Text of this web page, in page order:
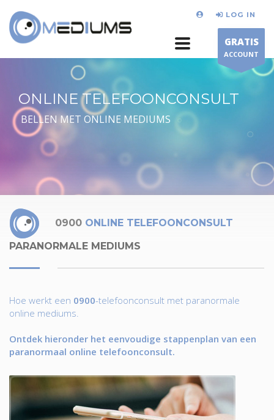
LOG IN
GRATIS
ACCOUNT
ONLINE TELEFOONCONSULT
BELLEN MET ONLINE MEDIUMS
0900 ONLINE TELEFOONCONSULT
PARANORMALE MEDIUMS
Hoe werkt een 0900-telefoonconsult met paranormale
online mediums.
Ontdek hieronder het eenvoudige stappenplan van een
paranormaal online telefoonconsult.